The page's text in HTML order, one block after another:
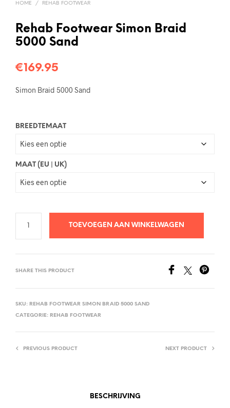
HOME / REHAB FOOTWEAR
Rehab Footwear Simon Braid
5000 Sand
€169.95
Simon Braid 5000 Sand
BREEDTEMAAT
MAAT (EU | UK)
TOEVOEGEN AAN WINKELWAGEN
SHARE THIS PRODUCT
SKU: REHAB FOOTWEAR SIMON BRAID 5000 SAND
CATEGORIE: REHAB FOOTWEAR
PREVIOUS PRODUCT NEXT PRODUCT
BESCHRIJVING